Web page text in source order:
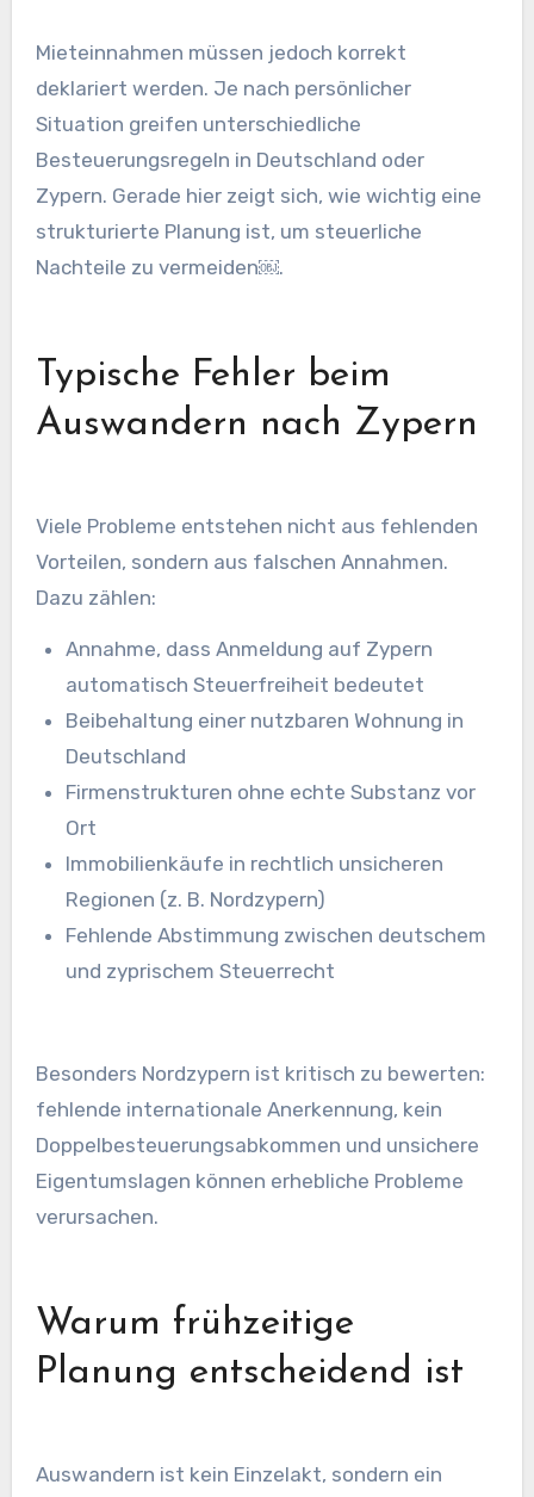
Mieteinnahmen müssen jedoch korrekt
deklariert werden. Je nach persönlicher
Situation greifen unterschiedliche
Besteuerungsregeln in Deutschland oder
Zypern. Gerade hier zeigt sich, wie wichtig eine
strukturierte Planung ist, um steuerliche
Nachteile zu vermeiden￼.
Typische Fehler beim
Auswandern nach Zypern
Viele Probleme entstehen nicht aus fehlenden
Vorteilen, sondern aus falschen Annahmen.
Dazu zählen:
Annahme, dass Anmeldung auf Zypern
automatisch Steuerfreiheit bedeutet
Beibehaltung einer nutzbaren Wohnung in
Deutschland
Firmenstrukturen ohne echte Substanz vor
Ort
Immobilienkäufe in rechtlich unsicheren
Regionen (z. B. Nordzypern)
Fehlende Abstimmung zwischen deutschem
und zyprischem Steuerrecht
Besonders Nordzypern ist kritisch zu bewerten:
fehlende internationale Anerkennung, kein
Doppelbesteuerungsabkommen und unsichere
Eigentumslagen können erhebliche Probleme
verursachen.
Warum frühzeitige
Planung entscheidend ist
Auswandern ist kein Einzelakt, sondern ein